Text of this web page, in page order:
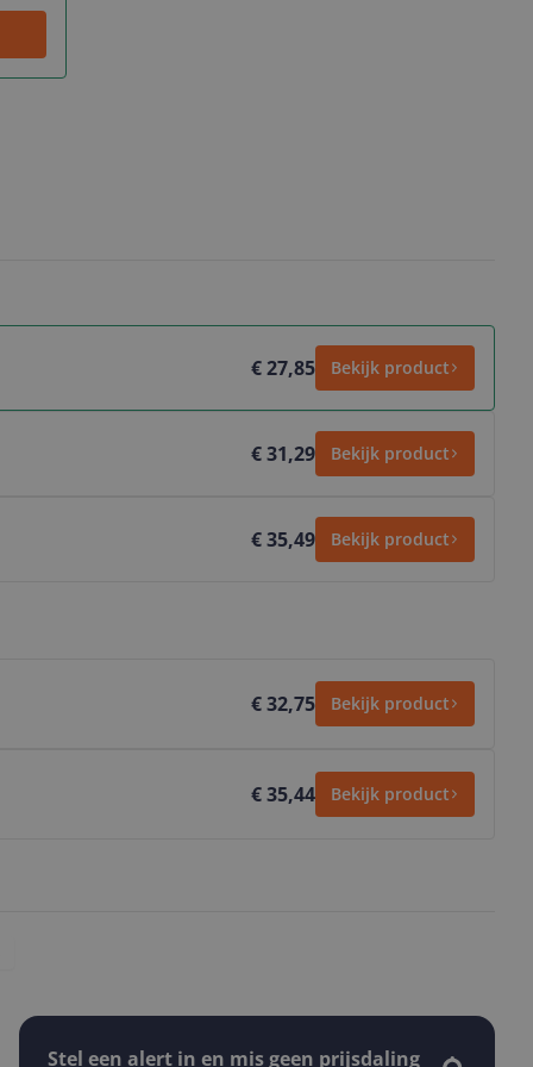
€ 27,85 Bekijk product
€ 31,29 Bekijk product
€ 35,49 Bekijk product
€ 32,75 Bekijk product
€ 35,44 Bekijk product
Stel een alert in en mis geen prijsdaling